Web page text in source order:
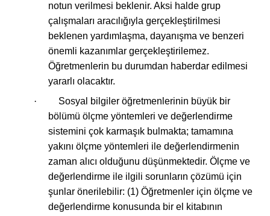
notun verilmesi beklenir. Aksi halde grup
çalışmaları aracılığıyla gerçekleştirilmesi
beklenen yardımlaşma, dayanışma ve benzeri
önemli kazanımlar gerçekleştirilemez.
Öğretmenlerin bu durumdan haberdar edilmesi
yararlı olacaktır.
·
Sosyal bilgiler öğretmenlerinin büyük bir
bölümü ölçme yöntemleri ve değerlendirme
sistemini çok karmaşık bulmakta; tamamına
yakını ölçme yöntemleri ile değerlendirmenin
zaman alıcı olduğunu düşünmektedir. Ölçme ve
değerlendirme ile ilgili sorunların çözümü için
şunlar önerilebilir: (1) Öğretmenler için ölçme ve
değerlendirme konusunda bir el kitabının